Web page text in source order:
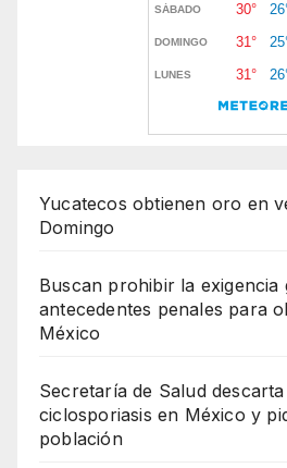
Yucatecos obtienen oro en
Domingo
Buscan prohibir la exigencia
antecedentes penales para
México
Secretaría de Salud
ciclosporiasis en México y
población